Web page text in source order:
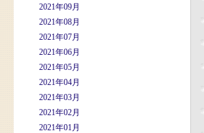
2021年09月
2021年08月
2021年07月
2021年06月
2021年05月
2021年04月
2021年03月
2021年02月
2021年01月